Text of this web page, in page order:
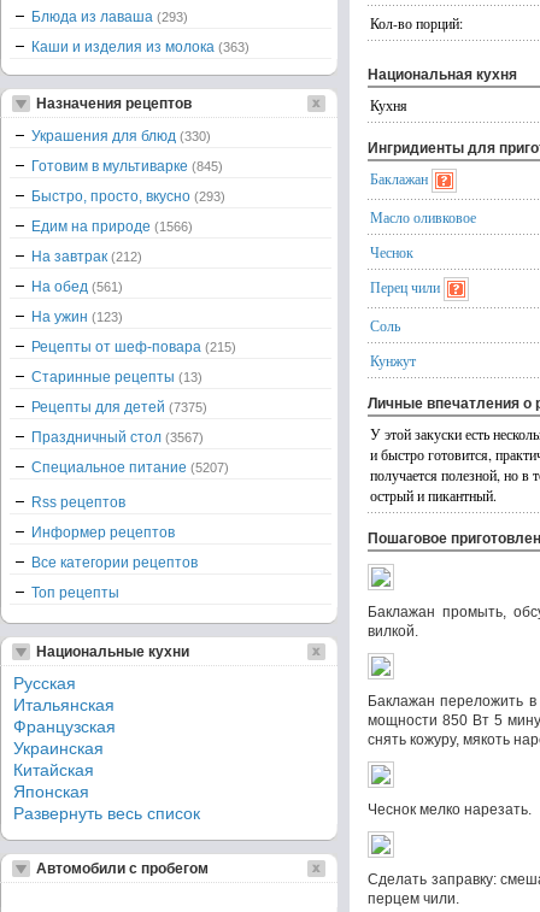
Кол-во порций:
Национальная кухня
Кухня
Ингридиенты для
Баклажан
Масло оливковое
Чеснок
Перец чили
Соль
Кунжут
Личные впечатления о
У этой закуски есть
и быстро готовится,
получается полезной, но
острый и пикантный.
Пошаговое
Баклажан промыть,
вилкой.
Баклажан переложить
мощности 850 Вт 5
снять кожуру, мякоть
Чеснок мелко нарезать.
Сделать заправку:
перцем чили.
Блюда из лаваша (293)
Каши и изделия из молока (363)
Назначения рецептов
Украшения для блюд (330)
Готовим в мультиварке (845)
Быстро, просто, вкусно (293)
Едим на природе (1566)
На завтрак (212)
На обед (561)
На ужин (123)
Рецепты от шеф-повара (215)
Старинные рецепты (13)
Рецепты для детей (7375)
Праздничный стол (3567)
Специальное питание (5207)
Rss рецептов
Информер рецептов
Все категории рецептов
Топ рецепты
Национальные кухни
Русская
Итальянская
Французская
Украинская
Китайская
Японская
Развернуть весь список
Автомобили с пробегом